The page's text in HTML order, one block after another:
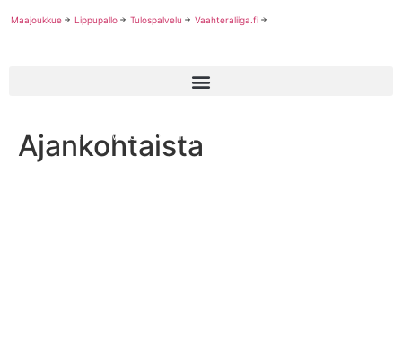
Maajoukkue Lippupallo Tulospalvelu Vaahteraliiga.fi
Ajankohtaista
Tulevana viikonloppuna poikien U20 SM-sarjan